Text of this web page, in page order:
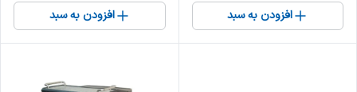
افزودن به سبد افزودن به سبد